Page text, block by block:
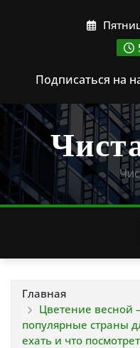
Подписаться на
Главная
Цветение
популярные страны
ехать и что